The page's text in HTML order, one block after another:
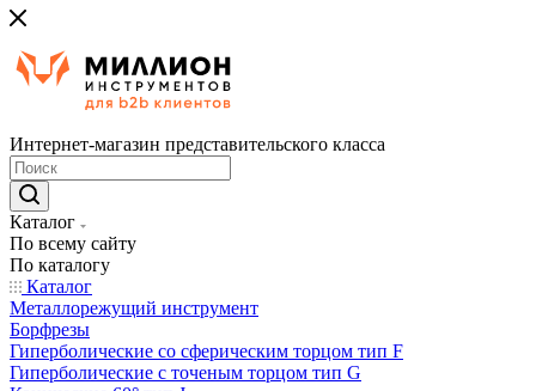
Интернет-магазин представительского класса
Каталог
По всему сайту
По каталогу
Каталог
Металлорежущий инструмент
Борфрезы
Гиперболические cо сферическим торцом тип F
Гиперболические с точеным торцом тип G